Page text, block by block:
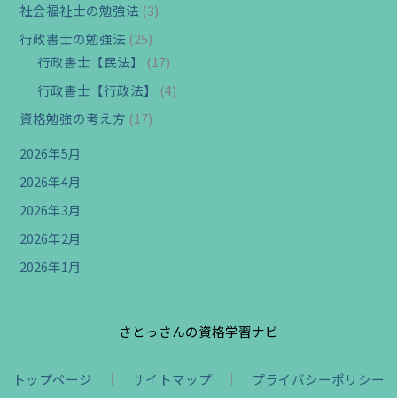
社会福祉士の勉強法 (3)
行政書士の勉強法 (25)
行政書士【民法】
(17)
行政書士【行政法】
(4)
資格勉強の考え方 (17)
2026年5月
2026年4月
2026年3月
2026年2月
2026年1月
さとっさんの資格学習ナビ
トップページ ｜ サイトマップ ｜ プライバシーポリシー